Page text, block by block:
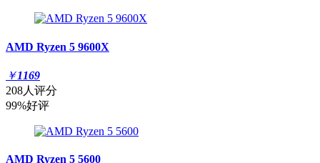
AMD Ryzen 5 9600X
￥1169
208人评分
99%好评
AMD Ryzen 5 5600